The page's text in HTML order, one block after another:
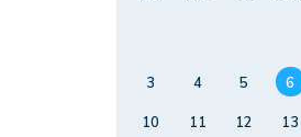
3
4 5 6
10
11 12 13